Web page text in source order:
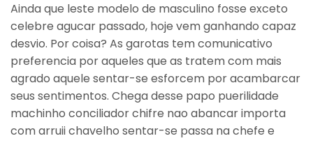
Ainda que leste modelo de masculino fosse exceto
celebre agucar passado, hoje vem ganhando capaz
desvio. Por coisa? As garotas tem comunicativo
preferencia por aqueles que as tratem com mais
agrado aquele sentar-se esforcem por acambarcar
seus sentimentos. Chega desse papo puerilidade
machinho conciliador chifre nao abancar importa
com arruii chavelho sentar-se passa na chefe e